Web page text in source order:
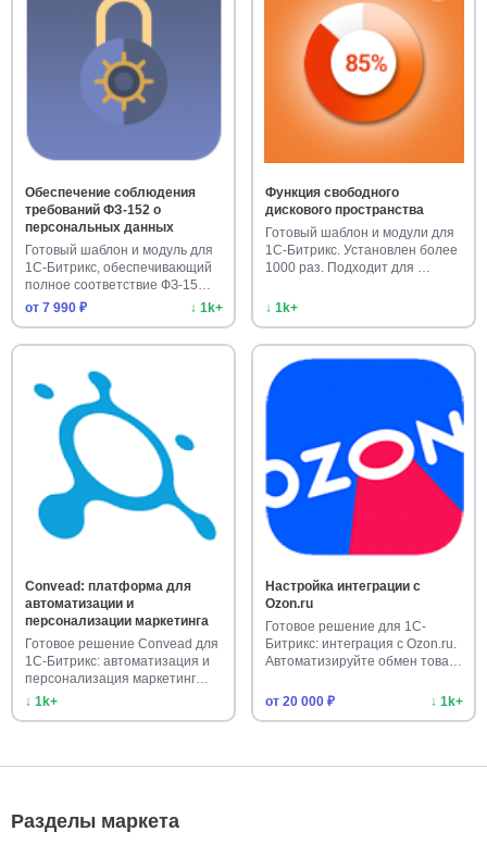
Обеспечение соблюдения
требований ФЗ-152 о
персональных данных
Готовый шаблон и модуль для
1С-Битрикс, обеспечивающий
полное соответствие ФЗ-15…
от 7 990 ₽
↓ 1k+
Функция свободного
дискового пространства
Готовый шаблон и модули для
1С-Битрикс. Установлен более
1000 раз. Подходит для …
↓ 1k+
Convead: платформа для
автоматизации и
персонализации маркетинга
Готовое решение Convead для
1С-Битрикс: автоматизация и
персонализация маркетинг…
↓ 1k+
Настройка интеграции с
Ozon.ru
Готовое решение для 1С-
Битрикс: интеграция с Ozon.ru.
Автоматизируйте обмен това…
от 20 000 ₽ ↓ 1k+
Разделы маркета